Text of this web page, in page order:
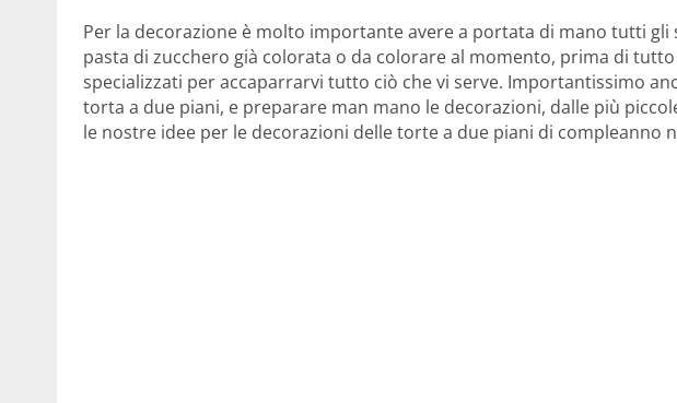
Per la decorazione è molto importante avere a portata di mano tutti
pasta di zucchero già colorata o da colorare al momento, prima di
specializzati per accaparrarvi tutto ciò che vi serve. Importantissimo
torta a due piani, e preparare man mano le decorazioni, dalle più
le nostre idee per le decorazioni delle torte a due piani di compleanno